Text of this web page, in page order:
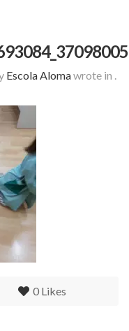
Escola Alomawrote in .
0 Likes